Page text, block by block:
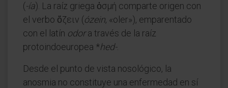
(-ía). La raíz griega ὀσμή comparte origen con
el verbo ὄζειν (ózein, «oler»), emparentado
con el latín odora través de la raíz
protoindoeuropea *hed-.
Desde el punto de vista nosológico, la
anosmia no constituye una enfermedad en sí